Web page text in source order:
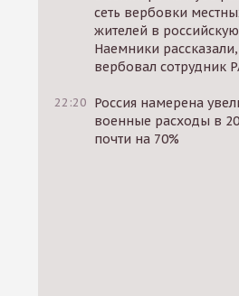
сеть вербовки
жителей в
Наемники
вербовал сотрудник
22:20 Россия намерена
военные расходы в
почти на 70%